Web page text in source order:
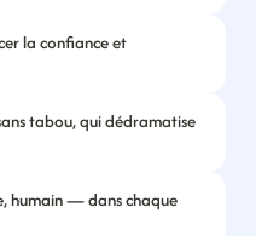
la confiance et
tabou, qui dédramatise
humain — dans chaque